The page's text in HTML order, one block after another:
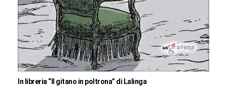
In libreria “Il gitano in poltrona” di Lalinga